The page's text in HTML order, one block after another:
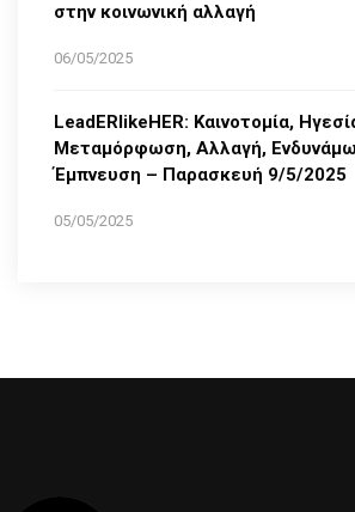
στην κοινωνική αλλαγή
06/05/2025
LeadERlikeHER: Καινοτομία,
Μεταμόρφωση, Αλλαγή,
Έμπνευση – Παρασκευή 9/5/2025
05/05/2025